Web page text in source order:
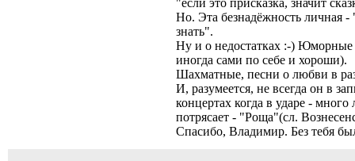
"если это присказка, значит
Но. Эта безнадёжность личная
знать".
Ну и о недостатках :-) Юморные
иногда сами по себе и хороши).
Шахматные, песни о любви в
И, разумеется, не всегда он в
концертах когда в ударе -
потрясает - "Роща"(сл.
Спасибо, Владимир. Без тебя